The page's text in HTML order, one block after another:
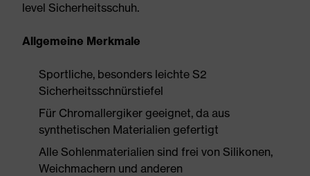
level Sicherheitsschuh.
Allgemeine Merkmale
Sportliche, besonders leichte S2
Sicherheitsschnürstiefel
Für Chromallergiker geeignet, da aus
synthetischen Materialien gefertigt
Alle Sohlenmaterialien sind frei von Silikonen,
Weichmachern und anderen